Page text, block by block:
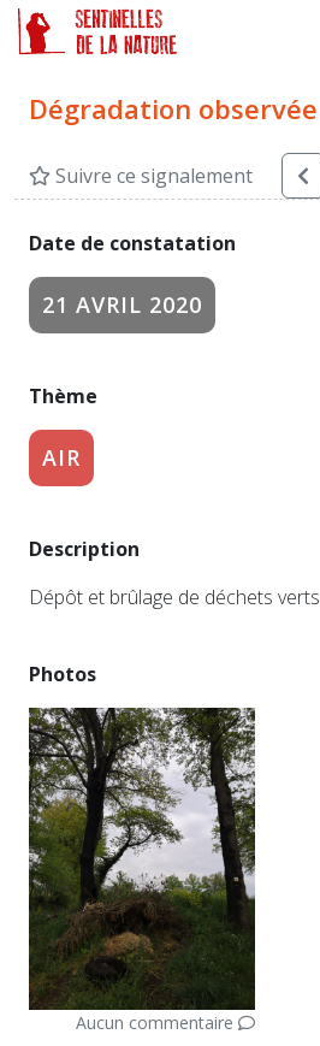
Dégradation observée
Suivre ce signalement
Date de constatation
21 AVRIL 2020
Thème
AIR
Description
Dépôt et brûlage de déchets verts
Photos
Aucun commentaire
Panneau de gestion des cookies